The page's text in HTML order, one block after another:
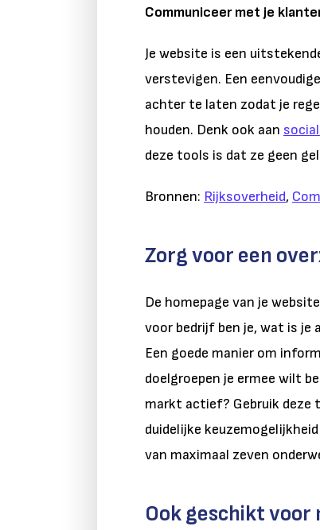
Communiceer met je
Je website is een
verstevigen. Een
achter te laten zodat je
houden. Denk ook aan
deze tools is dat ze geen
Bronnen: Rijksoverheid,
Zorg voor een
De homepage van je
voor bedrijf ben je, wat is je
Een goede manier om
doelgroepen je ermee wilt
markt actief? Gebruik deze
duidelijke
van maximaal zeven
Ook geschikt voor